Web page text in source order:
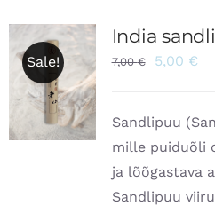
Sale!
India
7,00€ 5,00 €
Sandlipuu
mille puiduõli
ja lõõgastava
Sandlipuu